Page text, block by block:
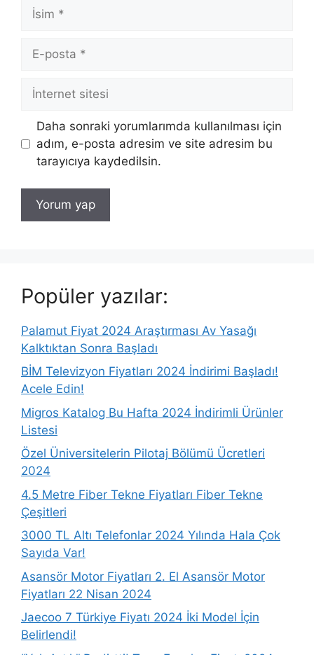
İsim
posta
İnternet
Daha sonraki yorumlarımda kullanılması için
adım, e-posta adresim ve site adresim bu
tarayıcıya kaydedilsin.
Popüler yazılar:
Palamut Fiyat 2024 Araştırması Av Yasağı
Kalktıktan Sonra Başladı
BİM Televizyon Fiyatları 2024 İndirimi Başladı!
Acele Edin!
Migros Katalog Bu Hafta 2024 İndirimli Ürünler
Listesi
Özel Üniversitelerin Pilotaj Bölümü Ücretleri
2024
4.5 Metre Fiber Tekne Fiyatları Fiber Tekne
Çeşitleri
3000 TL Altı Telefonlar 2024 Yılında Hala Çok
Sayıda Var!
Asansör Motor Fiyatları 2. El Asansör Motor
Fiyatları 22 Nisan 2024
Jaecoo 7 Türkiye Fiyatı 2024 İki Model İçin
Belirlendi!